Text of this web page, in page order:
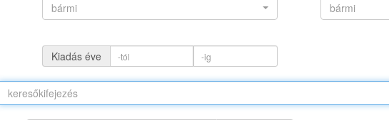
bármi
bármi
Kiadás éve